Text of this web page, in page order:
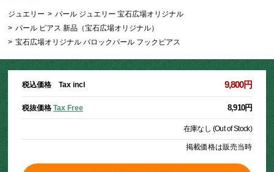
ジュエリー > パール ジュエリー 宝石広場オリジナル
> パール ピアス 新品（宝石広場オリジナル）
> 宝石広場オリジナル バロックパール フックピアス
税込価格 Tax incl 9,800円
税抜価格 Tax Free 8,910円
在庫なし (Out of Stock)
掲載価格は販売当時